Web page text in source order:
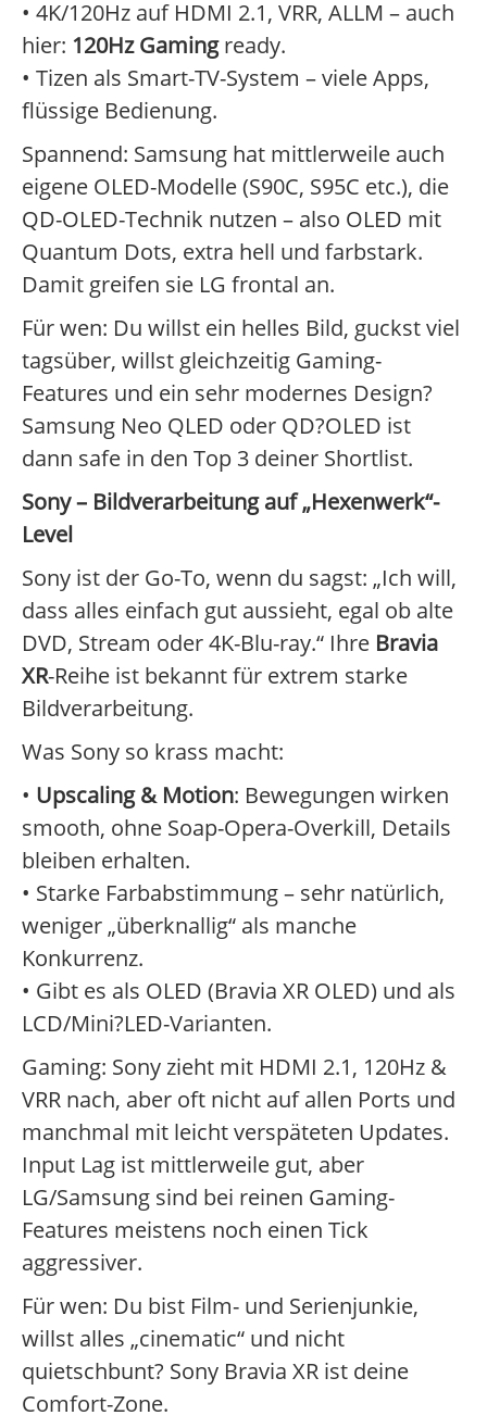
• 4K/120Hz auf HDMI 2.1, VRR, ALLM – auch
hier: 120Hz Gamingready.
• Tizen als Smart-TV-System – viele Apps,
flüssige Bedienung.
Spannend: Samsung hat mittlerweile auch
eigene OLED-Modelle (S90C, S95C etc.), die
QD-OLED-Technik nutzen – also OLED mit
Quantum Dots, extra hell und farbstark.
Damit greifen sie LG frontal an.
Für wen: Du willst ein helles Bild, guckst viel
tagsüber, willst gleichzeitig Gaming-
Features und ein sehr modernes Design?
Samsung Neo QLED oder QD?OLED ist
dann safe in den Top 3 deiner Shortlist.
Sony – Bildverarbeitung auf „Hexenwerk“-
Level
Sony ist der Go-To, wenn du sagst: „Ich will,
dass alles einfach gut aussieht, egal ob alte
DVD, Stream oder 4K-Blu-ray.“ Ihre Bravia
XR-Reihe ist bekannt für extrem starke
Bildverarbeitung.
Was Sony so krass macht:
• Upscaling & Motion: Bewegungen wirken
smooth, ohne Soap-Opera-Overkill, Details
bleiben erhalten.
• Starke Farbabstimmung – sehr natürlich,
weniger „überknallig“ als manche
Konkurrenz.
• Gibt es als OLED (Bravia XR OLED) und als
LCD/Mini?LED-Varianten.
Gaming: Sony zieht mit HDMI 2.1, 120Hz &
VRR nach, aber oft nicht auf allen Ports und
manchmal mit leicht verspäteten Updates.
Input Lag ist mittlerweile gut, aber
LG/Samsung sind bei reinen Gaming-
Features meistens noch einen Tick
aggressiver.
Für wen: Du bist Film- und Serienjunkie,
willst alles „cinematic“ und nicht
quietschbunt? Sony Bravia XR ist deine
Comfort-Zone.